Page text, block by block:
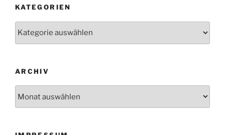
KATEGORIEN
ARCHIV